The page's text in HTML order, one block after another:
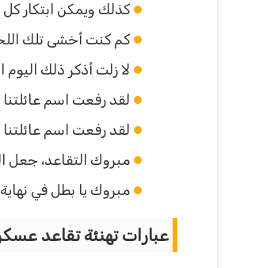
كذلك ويمكن ابتكار
كم كنت أخشى تلك
لا زلت أذكر ذلك
لقد رفعت اسم عائلتنا
لقد رفعت اسم
مبروك التقاعد، جعل
مبروك يا بطل في
عبارات تهنئة تقاعد